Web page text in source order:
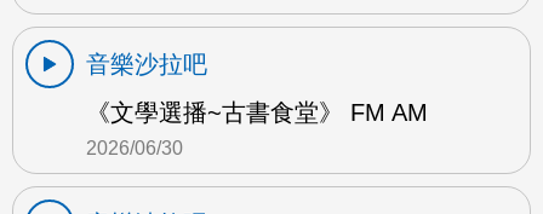
音樂沙拉吧
《文學選播~古書食堂》 FM AM
2026/06/30